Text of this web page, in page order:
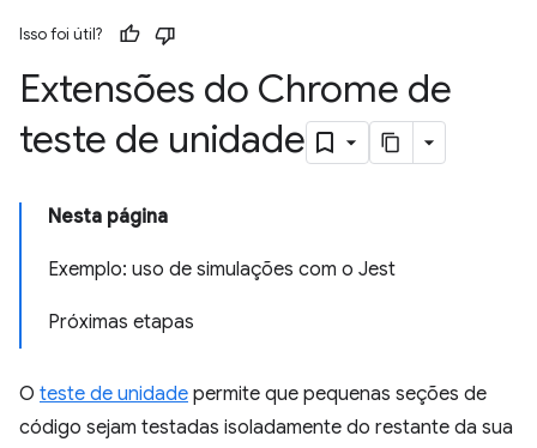
Isso foi útil?
Extensões do Chrome de
teste de unidade
Nesta página
Exemplo: uso de simulações com o Jest
Próximas etapas
O teste de unidade permite que pequenas seções de
código sejam testadas isoladamente do restante da sua